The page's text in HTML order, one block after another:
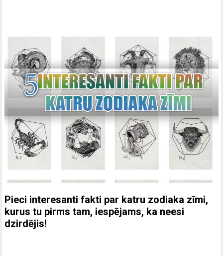
Pieci interesanti fakti par katru zodiaka zīmi,
kurus tu pirms tam, iespējams, ka neesi
dzirdējis!